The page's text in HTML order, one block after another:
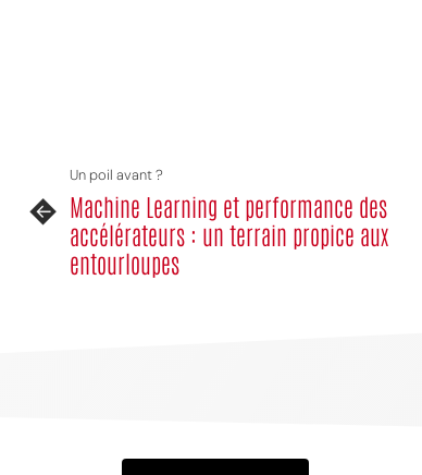
Un poil avant ?
Machine Learning et performance des
accélérateurs : un terrain propice aux
entourloupes